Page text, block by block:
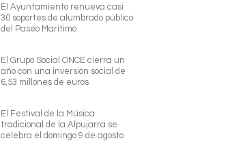
El Ayuntamiento renueva casi
30 soportes de alumbrado público
del Paseo Marítimo
El Grupo Social ONCE cierra un
año con una inversión social de
6,53 millones de euros
El Festival de la Música
tradicional de la Alpujarra se
celebra el domingo 9 de agosto